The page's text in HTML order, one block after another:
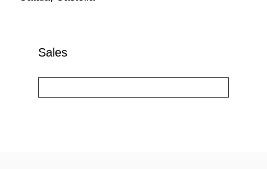
Sales